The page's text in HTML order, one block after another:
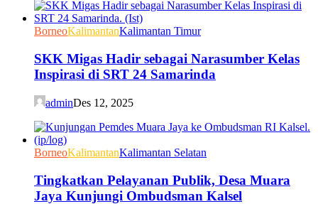
BorneoKalimantanKalimantan Timur
SKK Migas Hadir sebagai Narasumber Kelas
Inspirasi di SRT 24 Samarinda
adminDes 12, 2025
BorneoKalimantanKalimantan Selatan
Tingkatkan Pelayanan Publik, Desa Muara
Jaya Kunjungi Ombudsman Kalsel